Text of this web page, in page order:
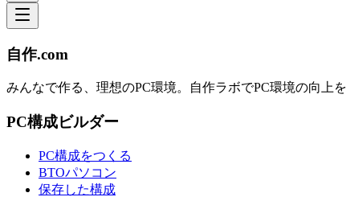
自作.com
みんなで作る、理想のPC環境。 自作ラボでPC環境の向上
PC構成ビルダー
PC構成をつくる
BTOパソコン
保存した構成